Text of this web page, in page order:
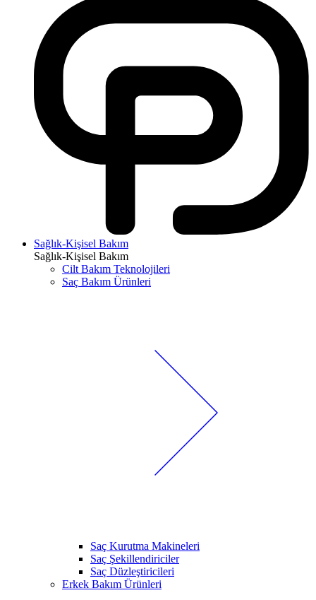
Sağlık-Kişisel Bakım
Sağlık-Kişisel Bakım
Cilt Bakım Teknolojileri
Saç Bakım Ürünleri
Saç Kurutma Makineleri
Saç Şekillendiriciler
Saç Düzleştiricileri
Erkek Bakım Ürünleri